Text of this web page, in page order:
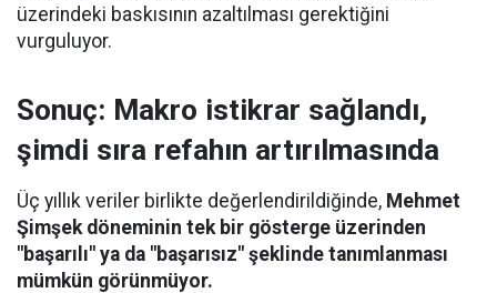
üzerindeki baskısının azaltılması gerektiğini
vurguluyor.
Sonuç: Makro istikrar sağlandı,
şimdi sıra refahın artırılmasında
Üç yıllık veriler birlikte değerlendirildiğinde, Mehmet
Şimşek döneminin tek bir gösterge üzerinden
"başarılı" ya da "başarısız" şeklinde tanımlanması
mümkün görünmüyor.